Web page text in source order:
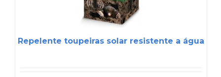
Repelente toupeiras solar resistente a água